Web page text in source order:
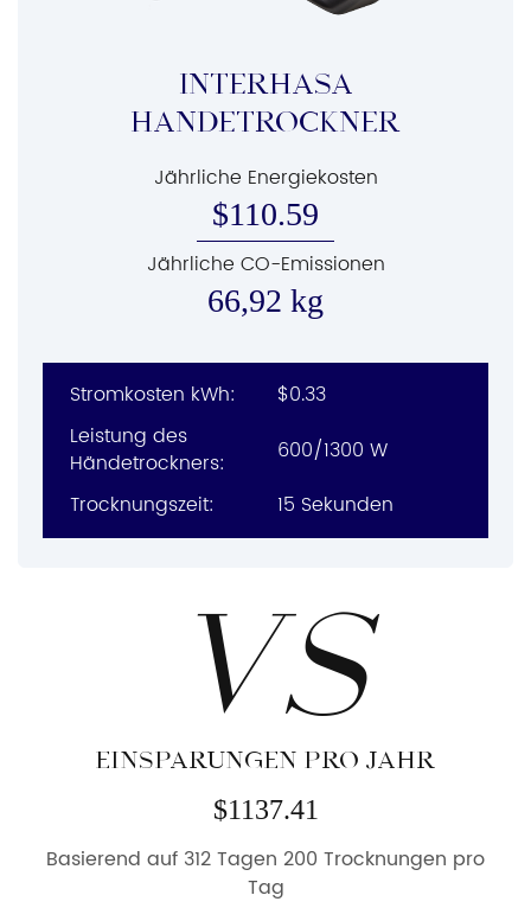
INTERHASA
HÄNDETROCKNER
Jährliche Energiekosten
$110.59
Jährliche CO-Emissionen
66,92 kg
Stromkosten kWh:
$0.33
Leistung des
Händetrockners:
600/1300 W
Trocknungszeit:
15 Sekunden
VS
EINSPARUNGEN PRO JAHR
$1137.41
Basierend auf 312 Tagen 200 Trocknungen pro
Tag